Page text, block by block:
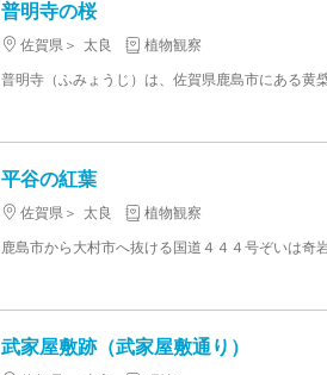
普明寺の桜
佐賀県 太良
植物観察
平谷の紅葉
佐賀県 太良
植物観察
武家屋敷跡（武家屋敷通り）